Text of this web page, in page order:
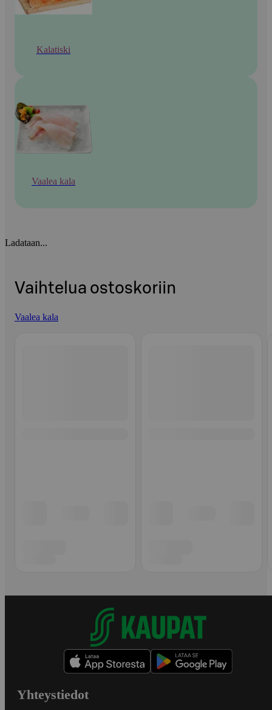
Kalatiski
Vaalea kala
Ladataan...
Vaihtelua ostoskoriin
Vaalea kala
Yhteystiedot